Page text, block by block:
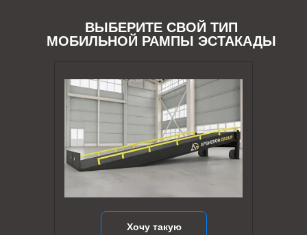
ВЫБЕРИТЕ СВОЙ ТИП
МОБИЛЬНОЙ РАМПЫ ЭСТАКАДЫ
Хочу такую